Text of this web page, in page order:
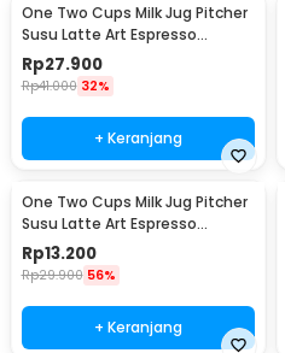
One Two Cups Milk Jug Pitcher
Susu Latte Art Espresso
Stainless Steel 200ml - J068
Rp27.900
Rp41.000 32%
+ Keranjang
One Two Cups Milk Jug Pitcher
Susu Latte Art Espresso
Stainless Steel 1.5oz - S06HG
Rp13.200
Rp29.900 56%
+ Keranjang